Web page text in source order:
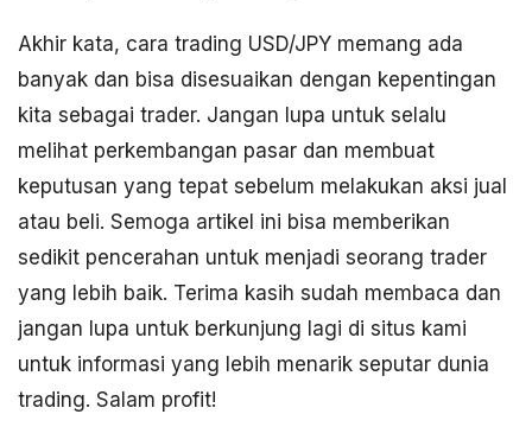
Akhir kata, cara trading USD/JPY memang ada
banyak dan bisa disesuaikan dengan kepentingan
kita sebagai trader. Jangan lupa untuk selalu
melihat perkembangan pasar dan membuat
keputusan yang tepat sebelum melakukan aksi jual
atau beli. Semoga artikel ini bisa memberikan
sedikit pencerahan untuk menjadi seorang trader
yang lebih baik. Terima kasih sudah membaca dan
jangan lupa untuk berkunjung lagi di situs kami
untuk informasi yang lebih menarik seputar dunia
trading. Salam profit!